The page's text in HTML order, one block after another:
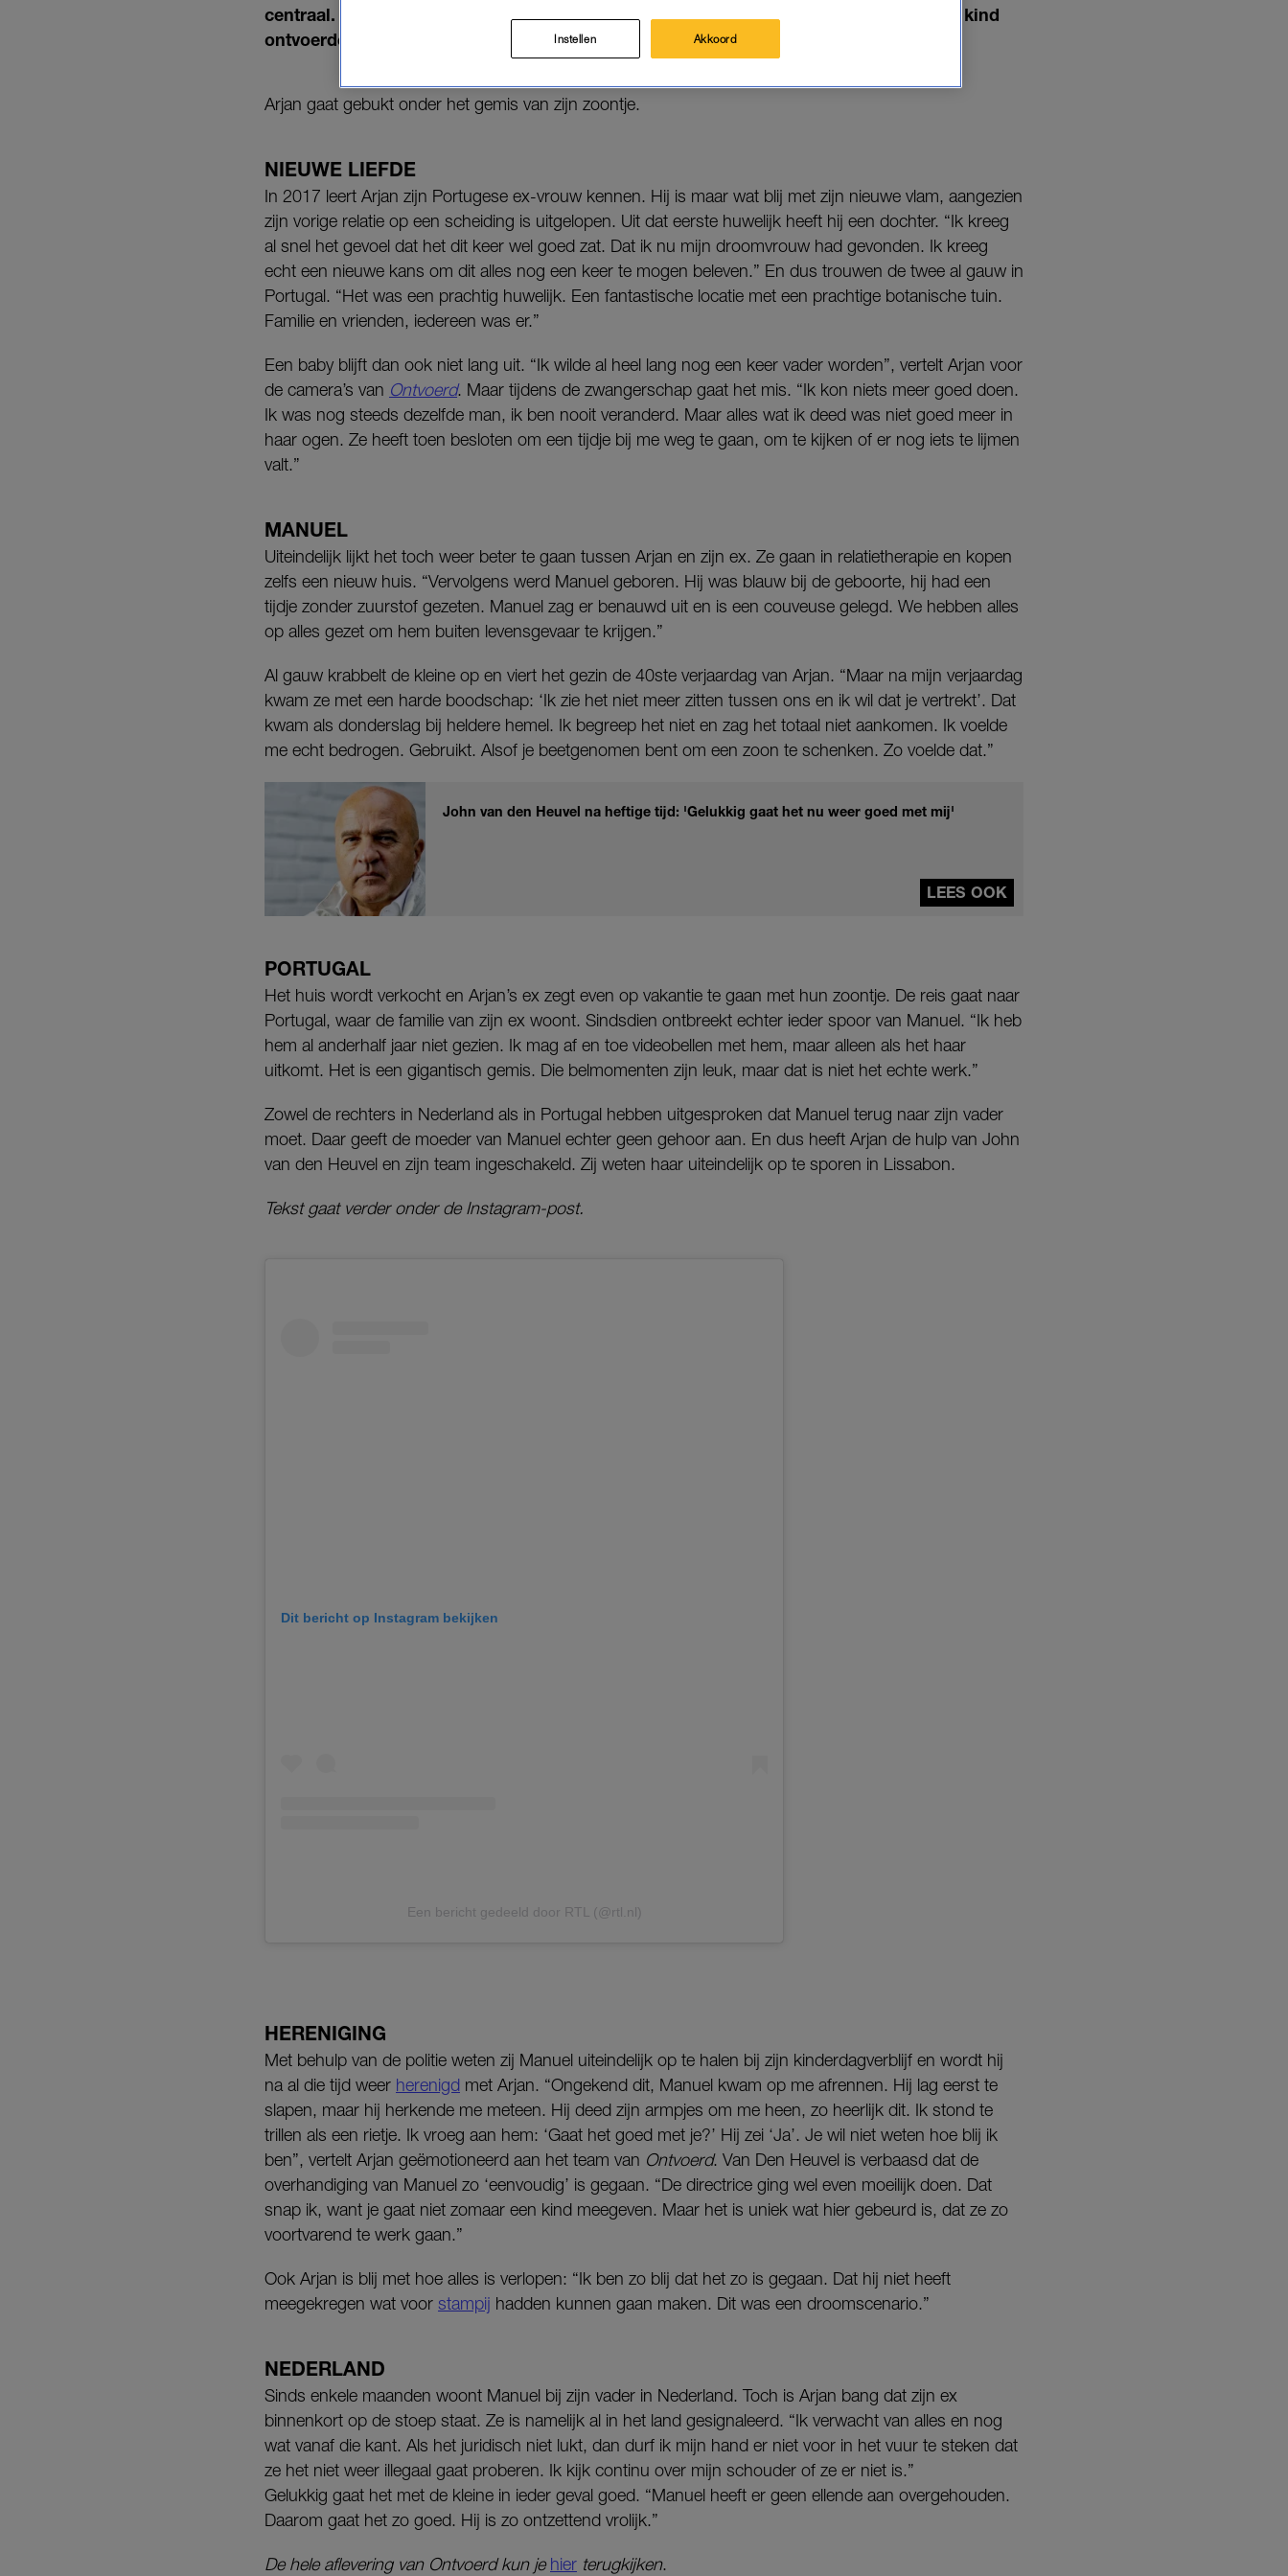
centraal. Hij heeft zijn zoontje Manuel (3) al jaren niet gezien, nadat zijn ex-vrouw hun kind
ontvoerde naar Portugal.
Arjan gaat gebukt onder het gemis van zijn zoontje.
NIEUWE LIEFDE
In 2017 leert Arjan zijn Portugese ex-vrouw kennen. Hij is maar wat blij met zijn nieuwe vlam, aangezien
zijn vorige relatie op een scheiding is uitgelopen. Uit dat eerste huwelijk heeft hij een dochter. “Ik kreeg
al snel het gevoel dat het dit keer wel goed zat. Dat ik nu mijn droomvrouw had gevonden. Ik kreeg
echt een nieuwe kans om dit alles nog een keer te mogen beleven.” En dus trouwen de twee al gauw in
Portugal. “Het was een prachtig huwelijk. Een fantastische locatie met een prachtige botanische tuin.
Familie en vrienden, iedereen was er.”
Een baby blijft dan ook niet lang uit. “Ik wilde al heel lang nog een keer vader worden”, vertelt Arjan voor
de camera’s van Ontvoerd. Maar tijdens de zwangerschap gaat het mis. “Ik kon niets meer goed doen.
Ik was nog steeds dezelfde man, ik ben nooit veranderd. Maar alles wat ik deed was niet goed meer in
haar ogen. Ze heeft toen besloten om een tijdje bij me weg te gaan, om te kijken of er nog iets te lijmen
valt.”
MANUEL
Uiteindelijk lijkt het toch weer beter te gaan tussen Arjan en zijn ex. Ze gaan in relatietherapie en kopen
zelfs een nieuw huis. “Vervolgens werd Manuel geboren. Hij was blauw bij de geboorte, hij had een
tijdje zonder zuurstof gezeten. Manuel zag er benauwd uit en is een couveuse gelegd. We hebben alles
op alles gezet om hem buiten levensgevaar te krijgen.”
Al gauw krabbelt de kleine op en viert het gezin de 40ste verjaardag van Arjan. “Maar na mijn verjaardag
kwam ze met een harde boodschap: ‘Ik zie het niet meer zitten tussen ons en ik wil dat je vertrekt’. Dat
kwam als donderslag bij heldere hemel. Ik begreep het niet en zag het totaal niet aankomen. Ik voelde
me echt bedrogen. Gebruikt. Alsof je beetgenomen bent om een zoon te schenken. Zo voelde dat.”
John van den Heuvel na heftige tijd: 'Gelukkig gaat het nu weer goed met mij'
LEES OOK
PORTUGAL
Het huis wordt verkocht en Arjan’s ex zegt even op vakantie te gaan met hun zoontje. De reis gaat naar
Portugal, waar de familie van zijn ex woont. Sindsdien ontbreekt echter ieder spoor van Manuel. “Ik heb
hem al anderhalf jaar niet gezien. Ik mag af en toe videobellen met hem, maar alleen als het haar
uitkomt. Het is een gigantisch gemis. Die belmomenten zijn leuk, maar dat is niet het echte werk.”
Zowel de rechters in Nederland als in Portugal hebben uitgesproken dat Manuel terug naar zijn vader
moet. Daar geeft de moeder van Manuel echter geen gehoor aan. En dus heeft Arjan de hulp van John
van den Heuvel en zijn team ingeschakeld. Zij weten haar uiteindelijk op te sporen in Lissabon.
Tekst gaat verder onder de Instagram-post.
Dit bericht op Instagram bekijken
Een bericht gedeeld door RTL (@rtl.nl)
HERENIGING
Met behulp van de politie weten zij Manuel uiteindelijk op te halen bij zijn kinderdagverblijf en wordt hij
na al die tijd weer herenigd met Arjan. “Ongekend dit, Manuel kwam op me afrennen. Hij lag eerst te
slapen, maar hij herkende me meteen. Hij deed zijn armpjes om me heen, zo heerlijk dit. Ik stond te
trillen als een rietje. Ik vroeg aan hem: ‘Gaat het goed met je?’ Hij zei ‘Ja’. Je wil niet weten hoe blij ik
ben”, vertelt Arjan geëmotioneerd aan het team van Ontvoerd. Van Den Heuvel is verbaasd dat de
overhandiging van Manuel zo ‘eenvoudig’ is gegaan. “De directrice ging wel even moeilijk doen. Dat
snap ik, want je gaat niet zomaar een kind meegeven. Maar het is uniek wat hier gebeurd is, dat ze zo
voortvarend te werk gaan.”
Ook Arjan is blij met hoe alles is verlopen: “Ik ben zo blij dat het zo is gegaan. Dat hij niet heeft
meegekregen wat voor stampij hadden kunnen gaan maken. Dit was een droomscenario.”
NEDERLAND
Sinds enkele maanden woont Manuel bij zijn vader in Nederland. Toch is Arjan bang dat zijn ex
binnenkort op de stoep staat. Ze is namelijk al in het land gesignaleerd. “Ik verwacht van alles en nog
wat vanaf die kant. Als het juridisch niet lukt, dan durf ik mijn hand er niet voor in het vuur te steken dat
ze het niet weer illegaal gaat proberen. Ik kijk continu over mijn schouder of ze er niet is.”
Gelukkig gaat het met de kleine in ieder geval goed. “Manuel heeft er geen ellende aan overgehouden.
Daarom gaat het zo goed. Hij is zo ontzettend vrolijk.”
De hele aflevering van Ontvoerd kun je hier terugkijken.
Instellen Akkoord